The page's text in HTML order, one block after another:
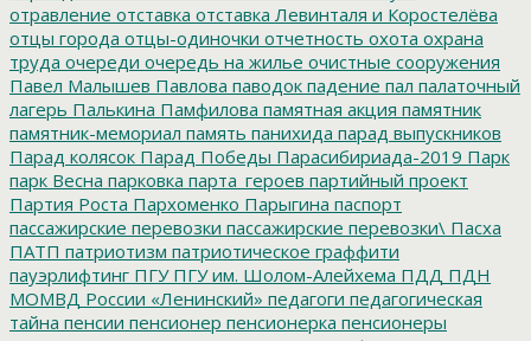
отравление отставка отставка Левинталя и Коростелёва
отцы города отцы-одиночки отчетность охота охрана
труда очереди очередь на жилье очистные сооружения
Павел Малышев Павлова паводок падение пал палаточный
лагерь Палькина Памфилова памятная акция памятник
памятник-мемориал память панихида парад выпускников
Парад колясок Парад Победы Парасибириада-2019 Парк
парк Весна парковка парта_героев партийный проект
Партия Роста Пархоменко Парыгина паспорт
пассажирские перевозки пассажирские перевозки\ Пасха
ПАТП патриотизм патриотическое граффити
пауэрлифтинг ПГУПГУ им. Шолом-Алейхема ПДД ПДН
МОМВД России «Ленинский» педагоги педагогическая
тайна пенсии пенсионер пенсионерка пенсионеры